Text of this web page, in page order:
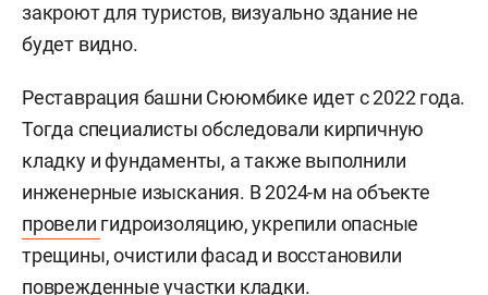
закроют для туристов, визуально здание не
будет видно.
Реставрация башни Сююмбике идет с 2022 года.
Тогда специалисты обследовали кирпичную
кладку и фундаменты, а также выполнили
инженерные изыскания. В 2024-м на объекте
провели гидроизоляцию, укрепили опасные
трещины, очистили фасад и восстановили
поврежденные участки кладки.